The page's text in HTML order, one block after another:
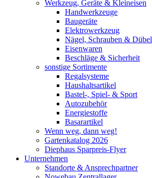
Werkzeug, Geräte & Kleineisen
Handwerkzeuge
Baugeräte
Elektrowerkzeug
Nägel, Schrauben & Dübel
Eisenwaren
Beschläge & Sicherheit
sonstige Sortimente
Regalsysteme
Haushaltsartikel
Bastel-, Spiel- & Sport
Autozubehör
Energiestoffe
Basarartikel
Wenn weg, dann weg!
Gartenkatalog 2026
Diephaus Sparpreis-Flyer
Unternehmen
Standorte & Ansprechpartner